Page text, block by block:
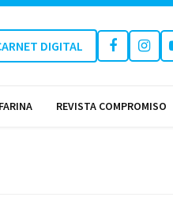
DIGITAL
REVISTA COMPROMISO